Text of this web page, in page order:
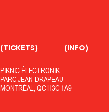
PIKNIC ÉLECTRONIK
PARC JEAN-DRAPEAU
MONTRÉAL, QC H3C 1A9
(TICKETS) (INFO)